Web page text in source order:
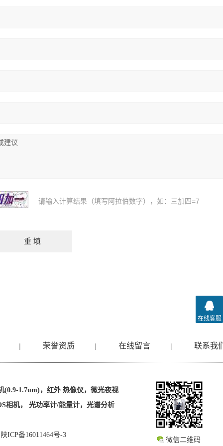
请输入计算结果（填写阿拉伯数字），如：三加四=7
| 荣誉资质 | 在线留言 | 联系我
(0.9-1.7um)，红外 热像仪，微光夜视
相机， 光功率计/能量计，光谱分析
ICP备16011464号-3
微信二维码
在线客服